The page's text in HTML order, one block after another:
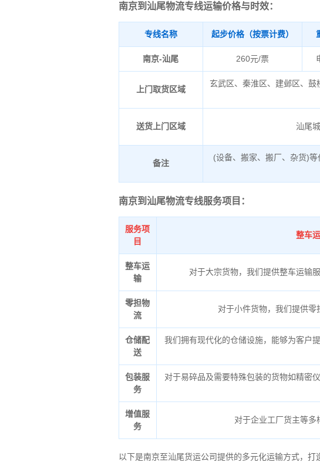
南京到汕尾物流专线运输价格与时效：
专线名称 起步价格（按票计费）
南京-汕尾 260元/票
上门取货区域
玄武区、秦淮区、建邺区、鼓
送货上门区域 汕尾
备注
(设备、搬家、搬厂、杂货)
南京到汕尾物流专线服务项目：
服务项
目
整车
整车运
输
对于大宗货物，我们提供整车运输
零担物
流
对于小件货物，我们提供零
仓储配
送
我们拥有现代化的仓储设施，能够为客户
包装服
务
对于易碎品及需要特殊包装的货物如精密
增值服
务
对于企业工厂货主等多
以下是南京至汕尾货运公司提供的多元化运输方式，